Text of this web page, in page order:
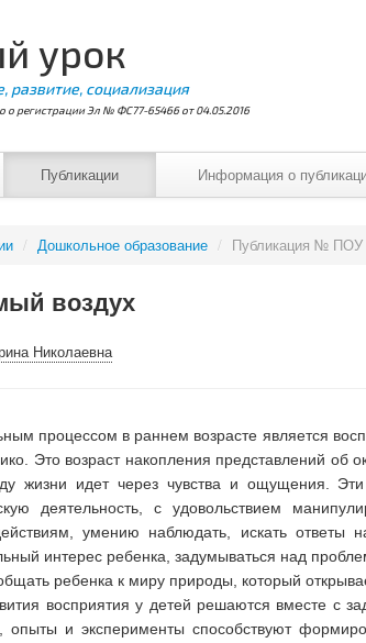
урок
развитие, социализация
о регистрации Эл № ФС77-65466 от 04.05.2016
Публикации Информация о
/ Дошкольное образование / Публикация № ПОУ
воздух
Николаевна
процессом в раннем возрасте является
Это возраст накопления представлений
жизни идет через чувства и ощущения.
деятельность, с удовольствием
умению наблюдать, искать
интерес ребенка, задумываться над
ребенка к миру природы, который
восприятия у детей решаются вместе с
и эксперименты способствуют